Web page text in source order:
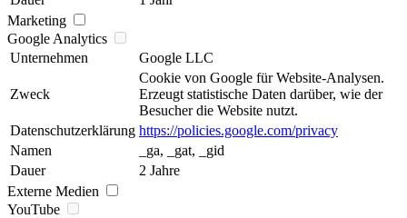
Marketing
Google Analytics
Unternehmen
Google LLC
Zweck
Cookie von Google für Website-Analysen.
Erzeugt statistische Daten darüber, wie der
Besucher die Website nutzt.
Datenschutzerklärung https://policies.google.com/privacy
Namen
_ga, _gat, _gid
Dauer
2 Jahre
Externe Medien
YouTube